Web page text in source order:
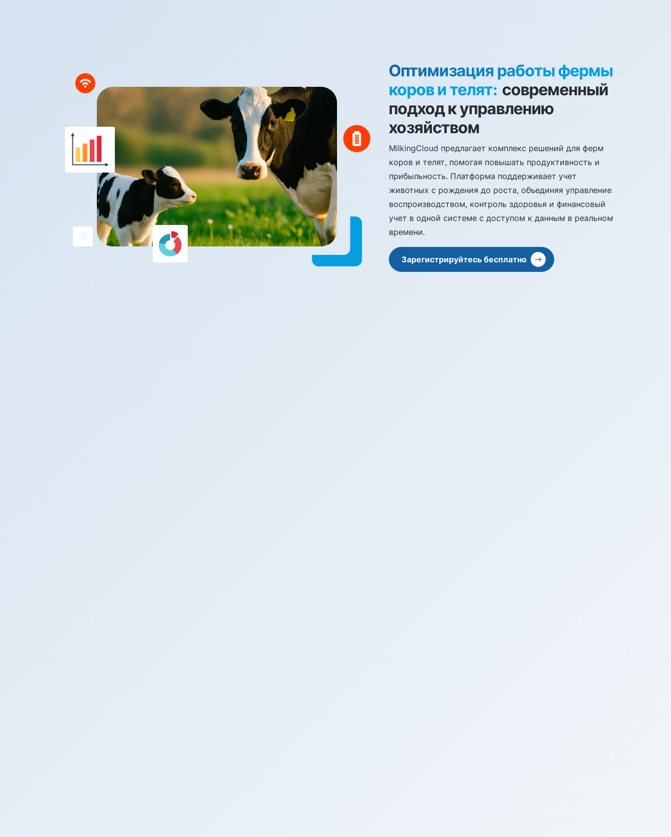
Оптимизация работы фермы
коров и телят: современный
подход к управлению
хозяйством
MilkingCloud предлагает комплекс решений для ферм
коров и телят, помогая повышать продуктивность и
прибыльность. Платформа поддерживает учет
животных с рождения до роста, объединяя управление
воспроизводством, контроль здоровья и финансовый
учет в одной системе с доступом к данным в реальном
времени.
Зарегистрируйтесь бесплатно